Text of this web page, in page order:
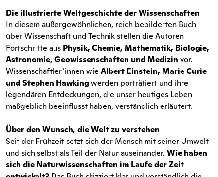
Die illustrierte Weltgeschichte der Wissenschaften
In diesem außergewöhnlichen, reich bebilderten Buch
über Wissenschaft und Technik stellen die Autoren
Fortschritte aus Physik, Chemie, Mathematik, Biologie,
Astronomie, Geowissenschaften und Medizin vor.
Wissenschaftler*innen wie Albert Einstein, Marie Curie
und Stephen Hawkingwerden porträtiert und ihre
legendären Entdeckungen, die unser heutiges Leben
maßgeblich beeinflusst haben, verständlich erläutert.
Über den Wunsch, die Welt zu verstehen
Seit der Frühzeit setzt sich der Mensch mit seiner Umwelt
und sich selbst als Teil der Natur auseinander. Wie haben
sich die Naturwissenschaften im Laufe der Zeit